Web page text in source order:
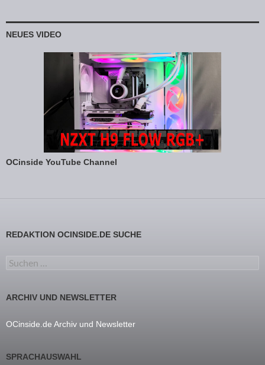
NEUES VIDEO
OCinside YouTube Channel
REDAKTION OCINSIDE.DE SUCHE
Suchen nach:
ARCHIV UND NEWSLETTER
OCinside.de Archiv und Newsletter
SPRACHAUSWAHL